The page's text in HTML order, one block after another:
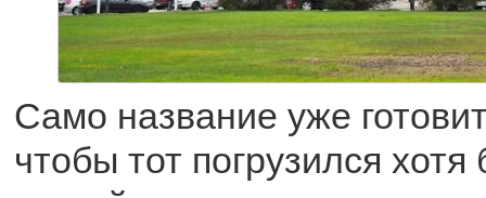
Само название уже
чтобы тот погрузился